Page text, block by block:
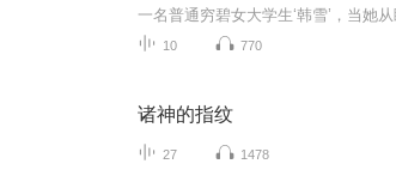
10 770
诸神的指纹
27 1478